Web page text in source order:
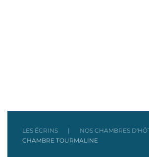
LES ÉCRINS
NOS CHAMBRES
CHAMBRE TOURMALINE